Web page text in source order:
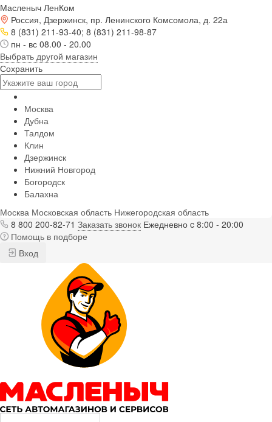
Масленыч ЛенКом
Россия, Дзержинск, пр. Ленинского Комсомола, д. 22а
8 (831) 211-93-40; 8 (831) 211-98-87
пн - вс 08.00 - 20.00
Выбрать другой магазин
Сохранить
Москва
Дубна
Талдом
Клин
Дзержинск
Нижний Новгород
Богородск
Балахна
Москва Московская область Нижегородская область
8 800 200-82-71 Заказать звонок Ежедневно c 8:00 - 20:00
Помощь в подборе
Вход